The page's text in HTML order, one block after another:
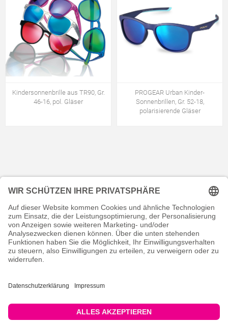
Kindersonnenbrille aus TR90, Gr.
46-16, pol. Gläser
PROGEAR Urban Kinder-
Sonnenbrillen, Gr. 52-18,
polarisierende Gläser
KONTAKT
RECHTLICHES
INFORMATIVES